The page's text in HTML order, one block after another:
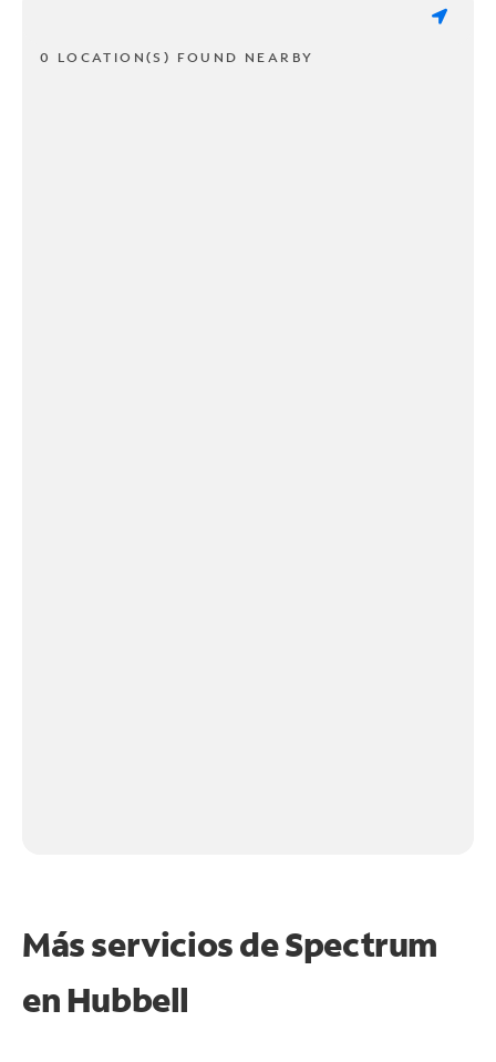
0 LOCATION(S) FOUND NEARBY
Más servicios de Spectrum
en Hubbell